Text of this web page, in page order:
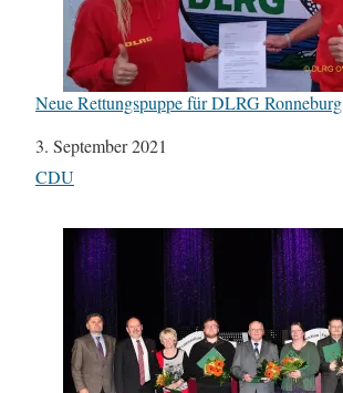
Neue Rettungspuppe für DLRG Ronneburg
Datum
3. September 2021
In Bezug auf
CDU